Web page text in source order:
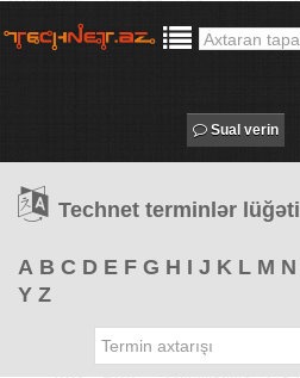
Sual verin
Technet terminlər lüğəti
A B C D E F G H I J K L M N
Y Z